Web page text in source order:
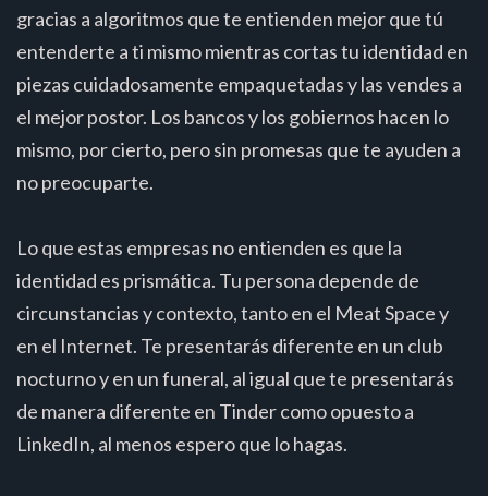
gracias a algoritmos que te entienden mejor que tú
entenderte a ti mismo mientras cortas tu identidad en
piezas cuidadosamente empaquetadas y las vendes a
el mejor postor. Los bancos y los gobiernos hacen lo
mismo, por cierto, pero sin promesas que te ayuden a
no preocuparte.
Lo que estas empresas no entienden es que la
identidad es prismática. Tu persona depende de
circunstancias y contexto, tanto en el Meat Space y
en el Internet. Te presentarás diferente en un club
nocturno y en un funeral, al igual que te presentarás
de manera diferente en Tinder como opuesto a
LinkedIn, al menos espero que lo hagas.